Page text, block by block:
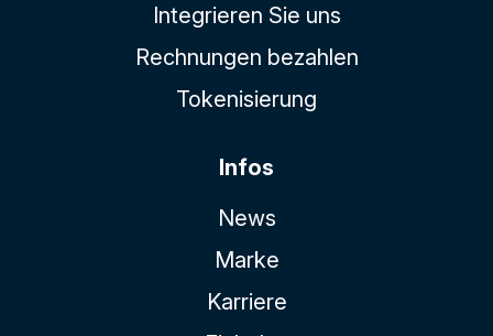
Integrieren Sie uns
Rechnungen bezahlen
Tokenisierung
Infos
News
Marke
Karriere